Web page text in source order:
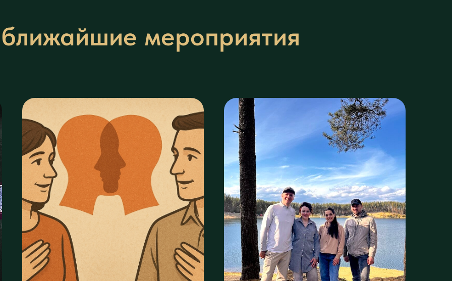
мероприятия